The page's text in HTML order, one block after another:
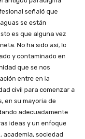
señaló que
se están
es que alguna vez
No ha sido así, lo
y contaminado en
que se nos
entre en la
civil para comenzar a
en su mayoría de
adecuadamente
ideas y un enfoque
academia, sociedad